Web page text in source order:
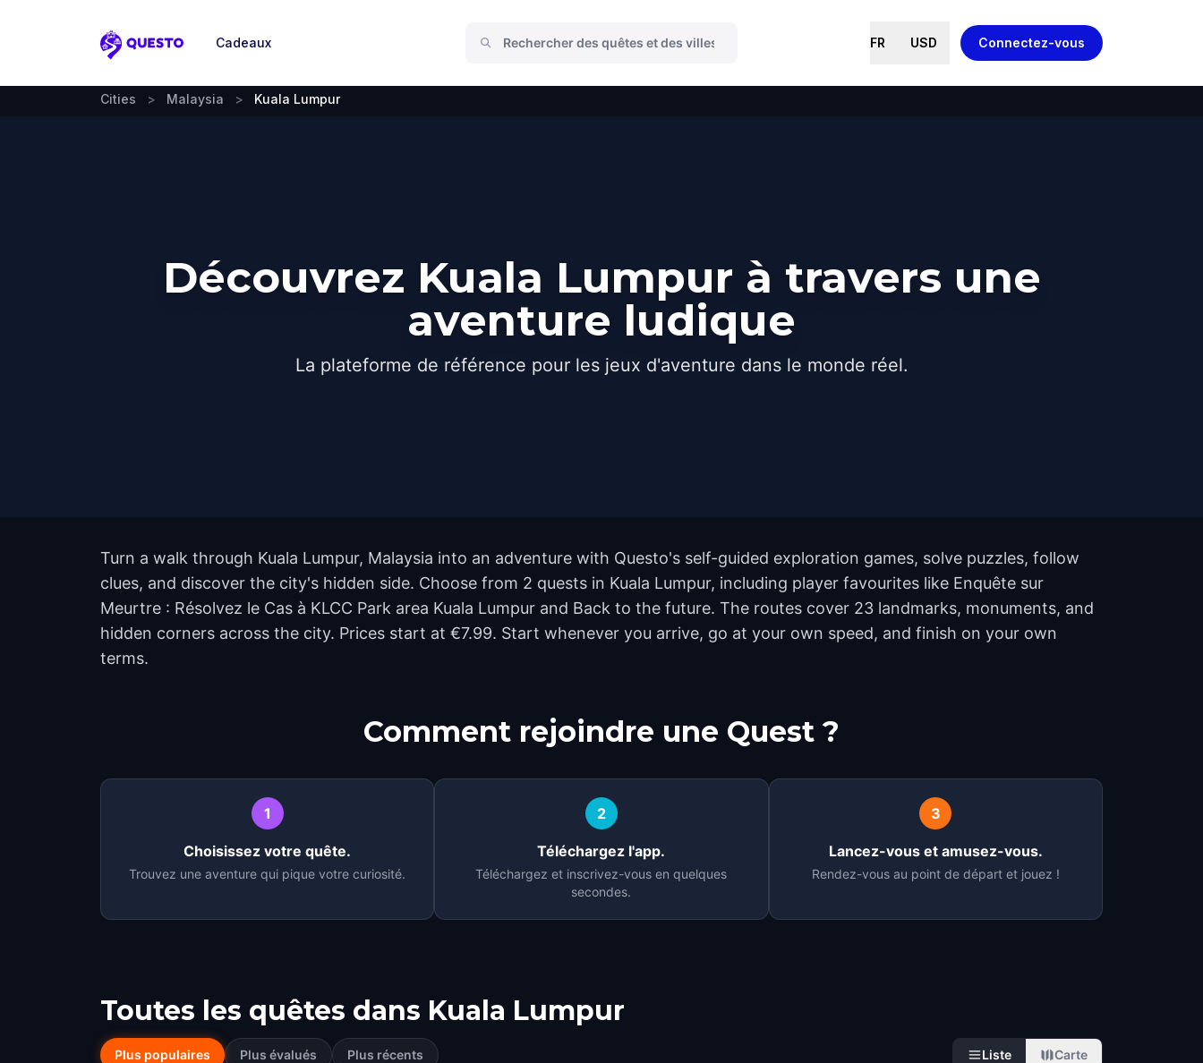
Questo
Cadeaux FR USD Connectez-vous
Cities > Malaysia > Kuala Lumpur
Découvrez Kuala Lumpur à travers une
aventure ludique
La plateforme de référence pour les jeux d'aventure dans le monde réel.
Turn a walk through Kuala Lumpur, Malaysia into an adventure with Questo's self-guided exploration games, solve puzzles, follow
clues, and discover the city's hidden side. Choose from 2 quests in Kuala Lumpur, including player favourites like Enquête sur
Meurtre : Résolvez le Cas à KLCC Park area Kuala Lumpur and Back to the future. The routes cover 23 landmarks, monuments, and
hidden corners across the city. Prices start at €7.99. Start whenever you arrive, go at your own speed, and finish on your own
terms.
Comment rejoindre une Quest ?
1
Choisissez votre quête.
Trouvez une aventure qui pique votre curiosité.
2
Téléchargez l'app.
Téléchargez et inscrivez-vous en quelques
secondes.
3
Lancez-vous et amusez-vous.
Rendez-vous au point de départ et jouez !
Toutes les quêtes dans Kuala Lumpur
Plus populaires Plus évalués Plus récents Liste Carte